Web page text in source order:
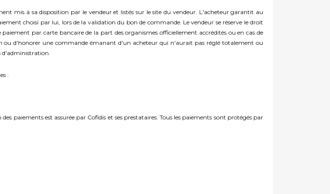
mis à sa disposition par le vendeur et listés sur le site du vendeur. L'acheteur garantit au
choisi par lui, lors de la validation du bon de commande. Le vendeur se réserve le droit
par carte bancaire de la part des organismes officiellement accrédités ou en cas de
ou d'honorer une commande émanant d'un acheteur qui n'aurait pas réglé totalement ou
d'administration.
:
paiements est assurée par Cofidis et ses prestataires. Tous les paiements sont protégés par